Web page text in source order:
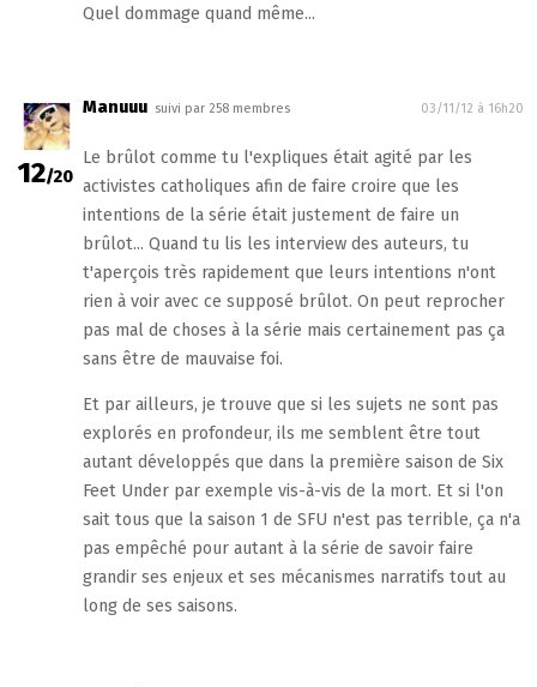
Quel dommage quand même...
12/20
Manuuu suivi par 258 membres 03/11/12 à 16h20
Le brûlot comme tu l'expliques était agité par les
activistes catholiques afin de faire croire que les
intentions de la série était justement de faire un
brûlot... Quand tu lis les interview des auteurs, tu
t'aperçois très rapidement que leurs intentions n'ont
rien à voir avec ce supposé brûlot. On peut reprocher
pas mal de choses à la série mais certainement pas ça
sans être de mauvaise foi.
Et par ailleurs, je trouve que si les sujets ne sont pas
explorés en profondeur, ils me semblent être tout
autant développés que dans la première saison de Six
Feet Under par exemple vis-à-vis de la mort. Et si l'on
sait tous que la saison 1 de SFU n'est pas terrible, ça n'a
pas empêché pour autant à la série de savoir faire
grandir ses enjeux et ses mécanismes narratifs tout au
long de ses saisons.